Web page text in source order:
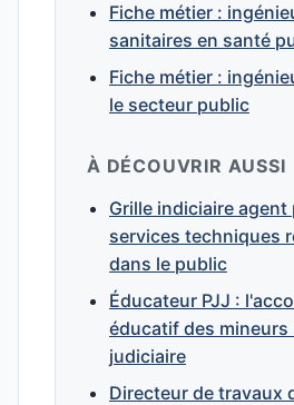
Fiche métier :
sanitaires en santé
Fiche métier :
le secteur public
À DÉCOUVRIR AUSSI
Grille indiciaire agent
services techniques
dans le public
Éducateur PJJ :
éducatif des
judiciaire
Directeur de travaux